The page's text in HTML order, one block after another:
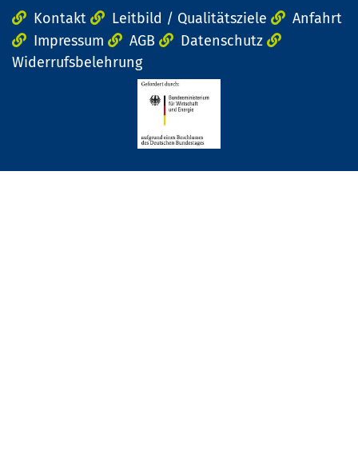
Kontakt Leitbild / Qualitätsziele
Anfahrt
Impressum
AGB
Datenschutz
Widerrufsbelehrung